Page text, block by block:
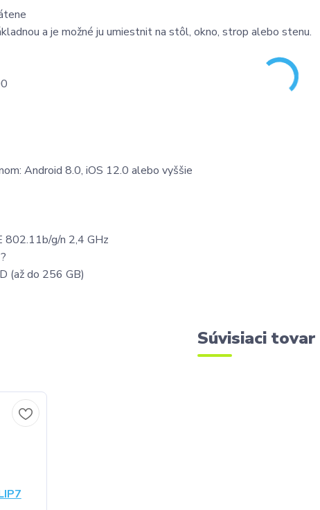
a je možné ju umiestnit na stôl, okno, strop alebo stenu.
Android 8.0, iOS 12.0 alebo vyššie
802.11b/g/n 2,4 GHz
(až do 256 GB)
Súvisiaci tovar